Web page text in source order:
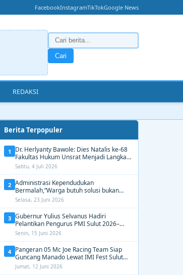
FacebookInstagramTikTokGoogle News
Cari
REDAKSI
Berita Terpopuler
1
Dr. Herlyanty Bawole: Dies Natalis ke-68
Fakultas Hukum Unsrat Menjadi Langkah
Nyata Membangun Generasi Hukum
Berdampak
Sabtu, 4 Juli 2026
2 Administrasi Kependudukan
Bermalah,”Warga butuh solusi bukan
Alasan dari Disdukcapil Manado
Selasa, 23 Juni 2026
3 Gubernur Yulius Selvanus Hadiri
Pelantikan Pengurus PMI Sulut 2026–
2031, Tekankan Gerak Cepat untuk
Kemanusiaan
Senin, 15 Juni 2026
4 Pangeran 05 Mc Joe Racing Team Siap
Guncang Manado Lewat IMI Fest Sulut
2026 Apex Drag Championship
Jumat, 12 Juni 2026